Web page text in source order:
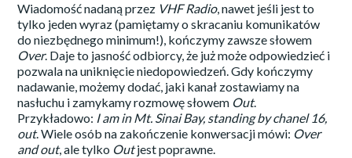
Wiadomość nadaną przez VHF Radio, nawet jeśli jest to
tylko jeden wyraz (pamiętamy o skracaniu komunikatów
do niezbędnego minimum!), kończymy zawsze słowem
Over. Daje to jasność odbiorcy, że już może odpowiedzieć i
pozwala na uniknięcie niedopowiedzeń. Gdy kończymy
nadawanie, możemy dodać, jaki kanał zostawiamy na
nasłuchu i zamykamy rozmowę słowem Out.
Przykładowo: I am in Mt. Sinai Bay, standing by chanel 16,
out. Wiele osób na zakończenie konwersacji mówi: Over
and out, ale tylko Outjest poprawne.